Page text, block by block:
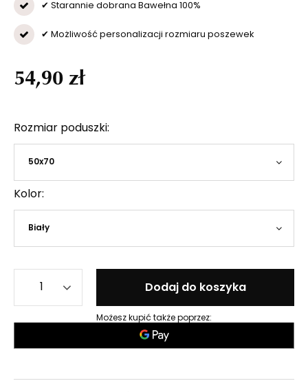
✔ Starannie dobrana Bawełna 100%
✔ Możliwość personalizacji rozmiaru poszewek
Rozmiar poduszki
50x70
Kolor
Biały
54,90 zł
Dodaj do koszyka
Możesz kupić także poprzez: